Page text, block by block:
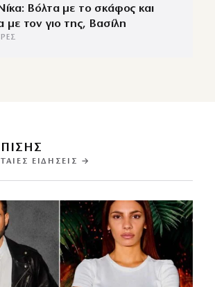
Βόλτα με το σκάφος και
τον γιο της, Βασίλη
ΕΙΔΉΣΕΙΣ →